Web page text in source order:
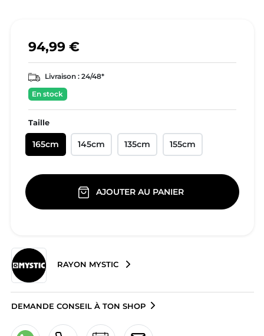
94,99 €
Livraison : 24/48*
En stock
Taille
165cm 145cm 135cm 155cm
AJOUTER AU PANIER
RAYON MYSTIC
DEMANDE CONSEIL À TON SHOP